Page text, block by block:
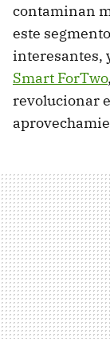
contaminan
este
interesantes,
Smart ForTwo
revolucionar